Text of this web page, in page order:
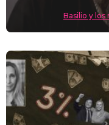
Basilio y